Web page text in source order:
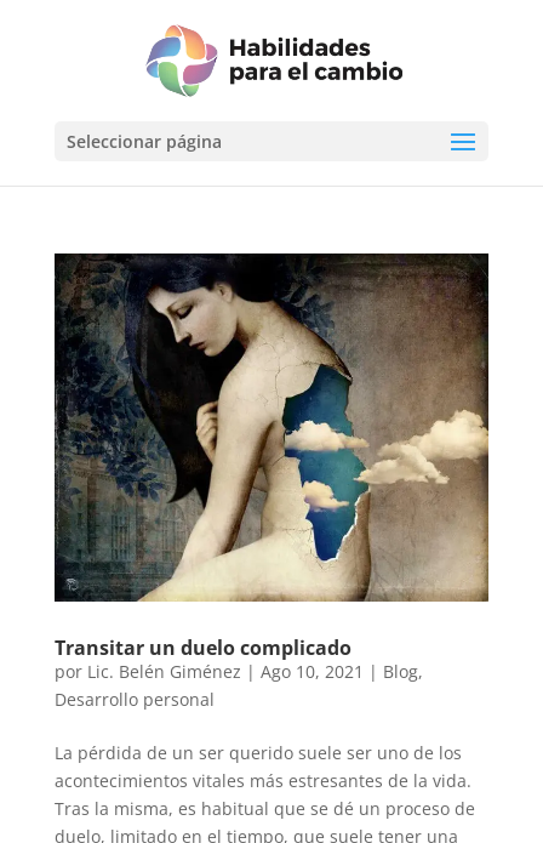
Seleccionar página
Transitar un duelo complicado
por Lic. Belén Giménez | Ago 10, 2021 | Blog,
Desarrollo personal
La pérdida de un ser querido suele ser uno de los
acontecimientos vitales más estresantes de la vida.
Tras la misma, es habitual que se dé un proceso de
duelo, limitado en el tiempo, que suele tener una